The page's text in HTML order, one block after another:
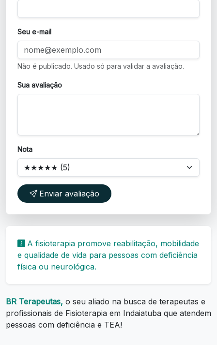
Seu e-mail
Não é publicado. Usado só para validar a avaliação.
Sua avaliação
Nota
Enviar avaliação
A fisioterapia promove reabilitação, mobilidade
e qualidade de vida para pessoas com deficiência
física ou neurológica.
BR Terapeutas, o seu aliado na busca de terapeutas e
profissionais de Fisioterapia em Indaiatuba que atendem
pessoas com deficiência e TEA!